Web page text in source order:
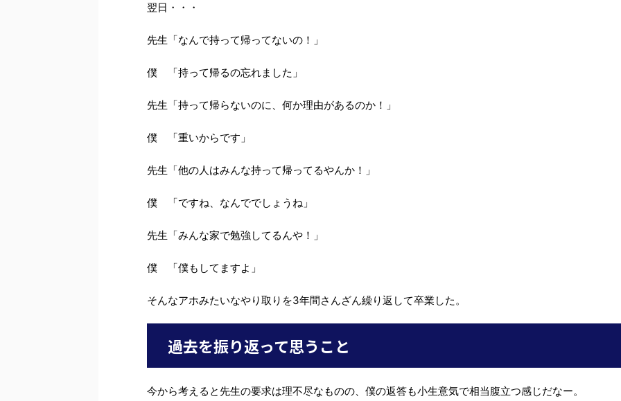
翌日・・・
先生「なんで持って帰ってないの！」
僕 「持って帰るの忘れました」
先生「持って帰らないのに、何か理由があるのか！」
僕 「重いからです」
先生「他の人はみんな持って帰ってるやんか！」
僕 「ですね、なんででしょうね」
先生「みんな家で勉強してるんや！」
僕 「僕もしてますよ」
そんなアホみたいなやり取りを3年間さんざん繰り返して卒業した。
過去を振り返って思うこと
今から考えると先生の要求は理不尽なものの、僕の返答も小生意気で相当腹立つ感じだなー。